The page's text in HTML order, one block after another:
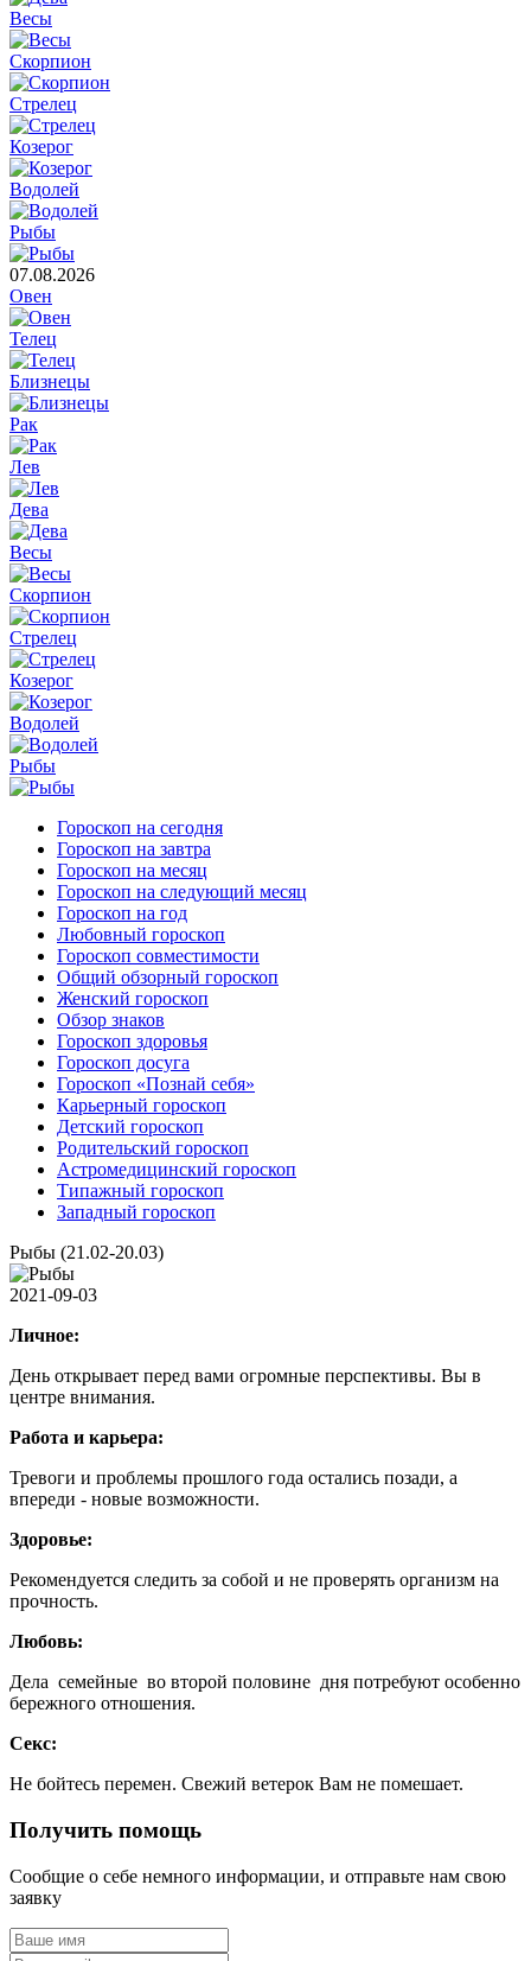
Весы
Скорпион
Стрелец
Козерог
Водолей
Рыбы
07.08.2026
Овен
Телец
Близнецы
Рак
Лев
Дева
Весы
Скорпион
Стрелец
Козерог
Водолей
Рыбы
Гороскоп на сегодня
Гороскоп на завтра
Гороскоп на месяц
Гороскоп на следующий месяц
Гороскоп на год
Любовный гороскоп
Гороскоп совместимости
Общий обзорный гороскоп
Женский гороскоп
Обзор знаков
Гороскоп здоровья
Гороскоп досуга
Гороскоп «Познай себя»
Карьерный гороскоп
Детский гороскоп
Родительский гороскоп
Астромедицинский гороскоп
Типажный гороскоп
Западный гороскоп
Рыбы (21.02-20.03)
2021-09-03
Личное:
День открывает перед вами огромные перспективы. Вы в
центре внимания.
Работа и карьера:
Тревоги и проблемы прошлого года остались позади, а
впереди - новые возможности.
Здоровье:
Рекомендуется следить за собой и не проверять организм на
прочность.
Любовь:
Дела семейные во второй половине дня потребуют особенно
бережного отношения.
Секс:
Не бойтесь перемен. Свежий ветерок Вам не помешает.
Получить помощь
Сообщие о себе немного информации, и отправьте нам свою
заявку